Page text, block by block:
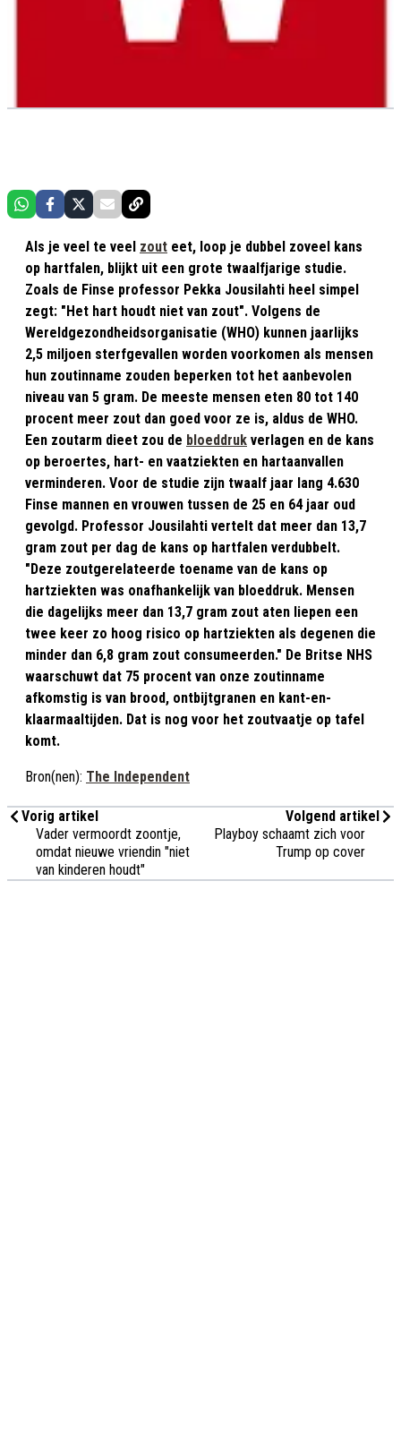
Als je veel te veel zout eet, loop je dubbel zoveel kans
op hartfalen, blijkt uit een grote twaalfjarige studie.
Zoals de Finse professor Pekka Jousilahti heel simpel
zegt: "Het hart houdt niet van zout". Volgens de
Wereldgezondheidsorganisatie (WHO) kunnen jaarlijks
2,5 miljoen sterfgevallen worden voorkomen als mensen
hun zoutinname zouden beperken tot het aanbevolen
niveau van 5 gram. De meeste mensen eten 80 tot 140
procent meer zout dan goed voor ze is, aldus de WHO.
Een zoutarm dieet zou de bloeddruk verlagen en de kans
op beroertes, hart- en vaatziekten en hartaanvallen
verminderen. Voor de studie zijn twaalf jaar lang 4.630
Finse mannen en vrouwen tussen de 25 en 64 jaar oud
gevolgd. Professor Jousilahti vertelt dat meer dan 13,7
gram zout per dag de kans op hartfalen verdubbelt.
"Deze zoutgerelateerde toename van de kans op
hartziekten was onafhankelijk van bloeddruk. Mensen
die dagelijks meer dan 13,7 gram zout aten liepen een
twee keer zo hoog risico op hartziekten als degenen die
minder dan 6,8 gram zout consumeerden." De Britse NHS
waarschuwt dat 75 procent van onze zoutinname
afkomstig is van brood, ontbijtgranen en kant-en-
klaarmaaltijden. Dat is nog voor het zoutvaatje op tafel
komt.
Bron(nen): The Independent
Vorig artikel
Vader vermoordt zoontje,
omdat nieuwe vriendin "niet
van kinderen houdt"
Volgend artikel
Playboy schaamt zich voor
Trump op cover